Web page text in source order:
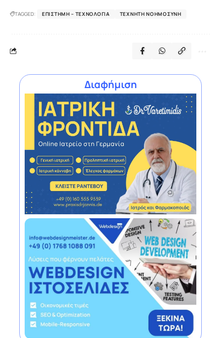
TAGGED: ΕΠΙΣΤΉΜΗ – ΤΕΧΝΟΛΟΓΊΑ ΤΕΧΝΗΤΉ ΝΟΗΜΟΣΎΝΗ
Διαφήμιση